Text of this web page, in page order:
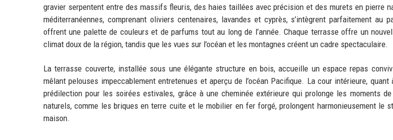
gravier serpentent entre des massifs fleuris, des haies taillées avec précision et des murets en pierre
méditerranéennes, comprenant oliviers centenaires, lavandes et cyprès, s’intègrent parfaitement au
offrent une palette de couleurs et de parfums tout au long de l’année. Chaque terrasse offre un
climat doux de la région, tandis que les vues sur l’océan et les montagnes créent un cadre spectaculaire.
La terrasse couverte, installée sous une élégante structure en bois, accueille un espace repas
mêlant pelouses impeccablement entretenues et aperçu de l’océan Pacifique. La cour intérieure,
prédilection pour les soirées estivales, grâce à une cheminée extérieure qui prolonge les moments
naturels, comme les briques en terre cuite et le mobilier en fer forgé, prolongent harmonieusement le
maison.